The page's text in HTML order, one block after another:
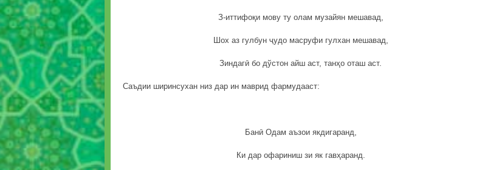
З-иттифоқи мову ту олам музайян мешавад,
Шох аз гулбун ҷудо масруфи гулхан мешавад,
Зиндагӣ бо дўстон айш аст, танҳо оташ аст.
Саъдии ширинсухан низ дар ин маврид фармудааст:
Банӣ Одам аъзои якдигаранд,
Ки дар офариниш зи як гавҳаранд.